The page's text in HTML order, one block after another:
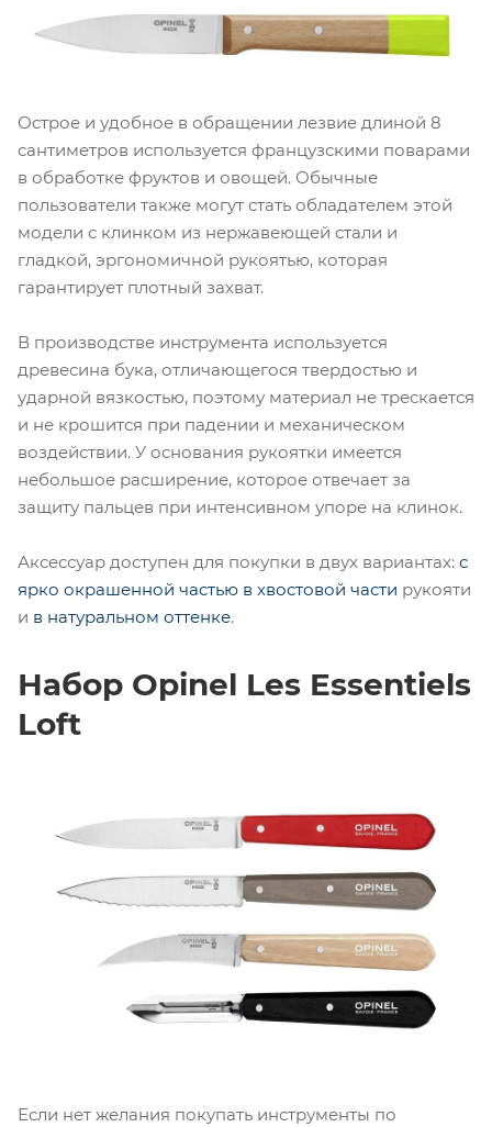
Острое и удобное в обращении лезвие длиной 8
сантиметров используется французскими поварами
в обработке фруктов и овощей. Обычные
пользователи также могут стать обладателем этой
модели с клинком из нержавеющей стали и
гладкой, эргономичной рукоятью, которая
гарантирует плотный захват.
В производстве инструмента используется
древесина бука, отличающегося твердостью и
ударной вязкостью, поэтому материал не трескается
и не крошится при падении и механическом
воздействии. У основания рукоятки имеется
небольшое расширение, которое отвечает за
защиту пальцев при интенсивном упоре на клинок.
Аксессуар доступен для покупки в двух вариантах: с
ярко окрашенной частью в хвостовой части рукояти
и в натуральном оттенке.
Набор Opinel Les Essentiels
Loft
Если нет желания покупать инструменты по